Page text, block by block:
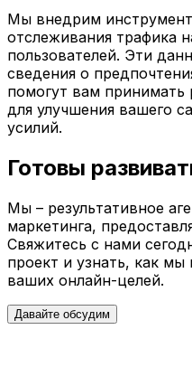
Мы внедрим
отслеживания трафика
пользователей. Эти
сведения о
помогут вам
для улучшения вашего
усилий.
Готовы
Мы – результативное
маркетинга,
Свяжитесь с нами
проект и узнать, как
ваших онлайн-целей.
Давайте обсудим